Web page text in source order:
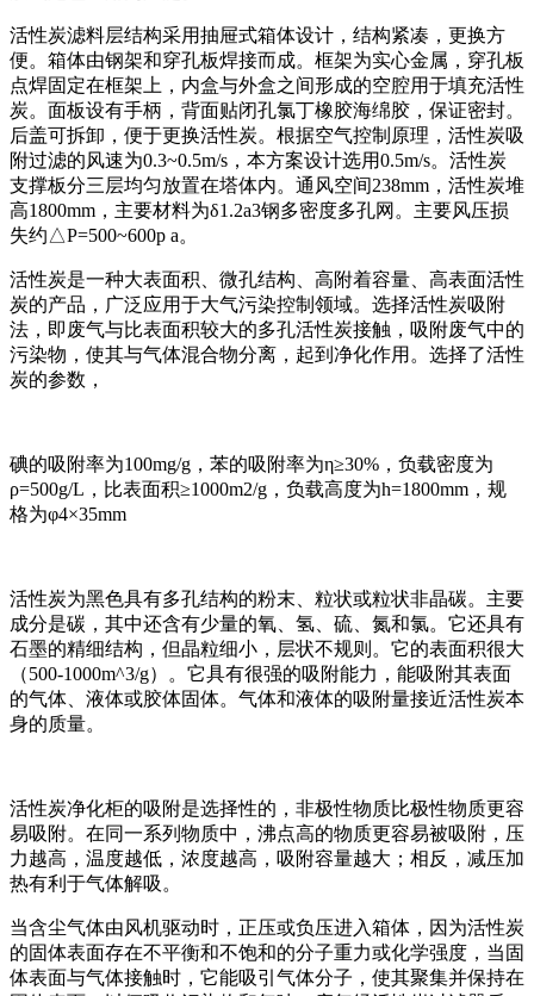
活性炭滤料层结构采用抽屉式箱体设计，结构紧凑，更换方
便。箱体由钢架和穿孔板焊接而成。框架为实心金属，穿孔板
点焊固定在框架上，内盒与外盒之间形成的空腔用于填充活性
炭。面板设有手柄，背面贴闭孔氯丁橡胶海绵胶，保证密封。
后盖可拆卸，便于更换活性炭。根据空气控制原理，活性炭吸
附过滤的风速为0.3~0.5m/s，本方案设计选用0.5m/s。活性炭
支撑板分三层均匀放置在塔体内。通风空间238mm，活性炭堆
高1800mm，主要材料为δ1.2a3钢多密度多孔网。主要风压损
失约△P=500~600p a。
活性炭是一种大表面积、微孔结构、高附着容量、高表面活性
炭的产品，广泛应用于大气污染控制领域。选择活性炭吸附
法，即废气与比表面积较大的多孔活性炭接触，吸附废气中的
污染物，使其与气体混合物分离，起到净化作用。选择了活性
炭的参数，
碘的吸附率为100mg/g，苯的吸附率为η≥30%，负载密度为
ρ=500g/L，比表面积≥1000m2/g，负载高度为h=1800mm，规
格为φ4×35mm
活性炭为黑色具有多孔结构的粉末、粒状或粒状非晶碳。主要
成分是碳，其中还含有少量的氧、氢、硫、氮和氯。它还具有
石墨的精细结构，但晶粒细小，层状不规则。它的表面积很大
（500-1000m^3/g）。它具有很强的吸附能力，能吸附其表面
的气体、液体或胶体固体。气体和液体的吸附量接近活性炭本
身的质量。
活性炭净化柜的吸附是选择性的，非极性物质比极性物质更容
易吸附。在同一系列物质中，沸点高的物质更容易被吸附，压
力越高，温度越低，浓度越高，吸附容量越大；相反，减压加
热有利于气体解吸。
当含尘气体由风机驱动时，正压或负压进入箱体，因为活性炭
的固体表面存在不平衡和不饱和的分子重力或化学强度，当固
体表面与气体接触时，它能吸引气体分子，使其聚集并保持在